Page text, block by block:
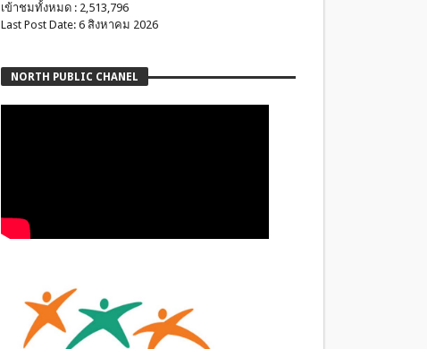
เข้าชมทั้งหมด : 2,513,796
Last Post Date: 6 สิงหาคม 2026
NORTH PUBLIC CHANEL